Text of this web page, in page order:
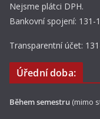
Nejsme plátci DPH.
Bankovní spojení: 131-
Transparentní účet:
Úřední doba:
Během semestru (mimo